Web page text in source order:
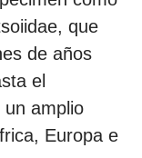
que
de años
el
un amplio
Europa e